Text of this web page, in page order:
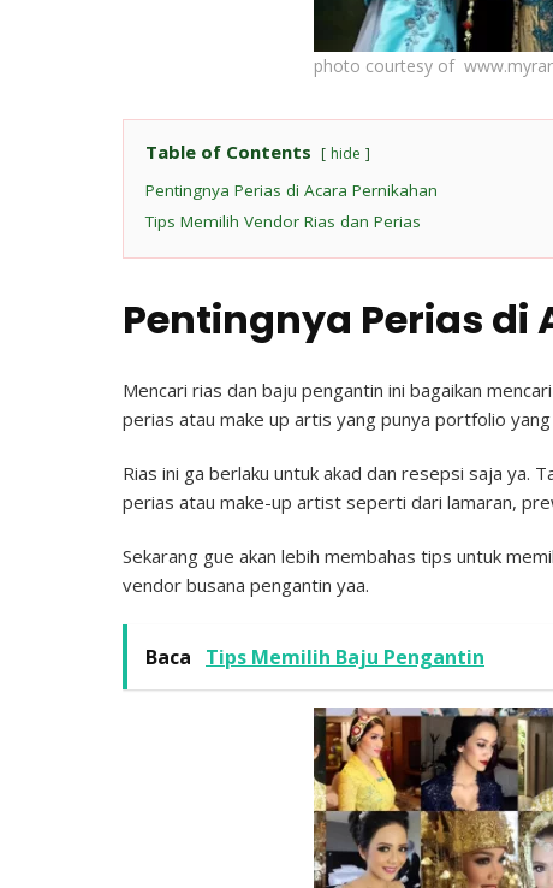
photo courtesy of
Table of Contents hide
Pentingnya Perias di Acara Pernikahan
Tips Memilih Vendor Rias dan Perias
Pentingnya Perias di
Mencari rias dan baju pengantin ini bagaikan
perias atau make up artis yang punya portfolio
Rias ini ga berlaku untuk akad dan resepsi saja ya.
perias atau make-up artist seperti dari lamaran,
Sekarang gue akan lebih membahas tips untuk
vendor busana pengantin yaa.
Baca Tips Memilih Baju Pengantin